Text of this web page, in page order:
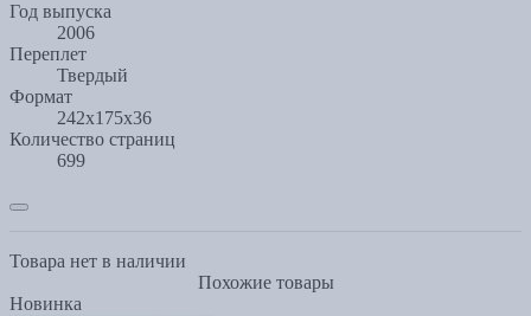
Год выпуска
2006
Переплет
Твердый
Формат
242x175x36
Количество страниц
699
Товара нет в наличии
Похожие товары
Новинка